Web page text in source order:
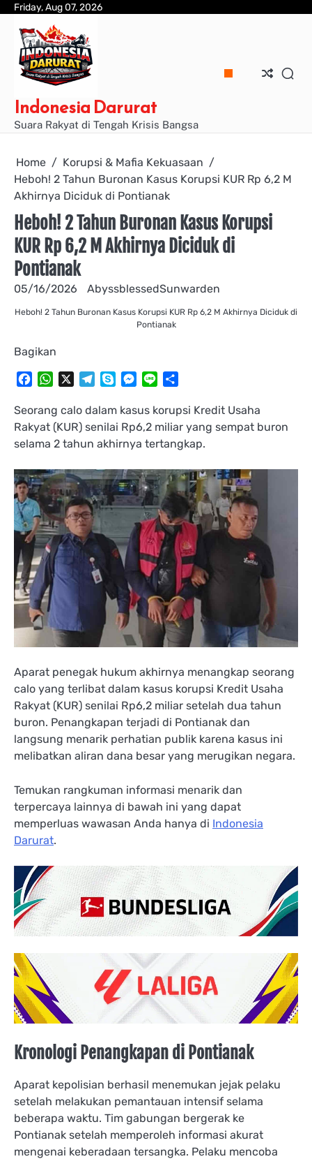
Skip
content
Friday, Aug 07, 2026
Indonesia Darurat
Suara Rakyat di Tengah Krisis Bangsa
Home
Korupsi & Mafia Kekuasaan
Heboh! 2 Tahun Buronan Kasus Korupsi KUR Rp 6,2 M
Akhirnya Diciduk di Pontianak
Heboh! 2 Tahun Buronan Kasus Korupsi
KUR Rp 6,2 M Akhirnya Diciduk di
Pontianak
05/16/2026 AbyssblessedSunwarden
Heboh! 2 Tahun Buronan Kasus Korupsi KUR Rp 6,2 M Akhirnya Diciduk di
Pontianak
Bagikan
FacebookWhatsAppTelegramSkypeMessenger
Line
Seorang calo dalam kasus korupsi Kredit Usaha
Rakyat (KUR) senilai Rp6,2 miliar yang sempat buron
selama 2 tahun akhirnya tertangkap.
Aparat penegak hukum akhirnya menangkap seorang
calo yang terlibat dalam kasus korupsi Kredit Usaha
Rakyat (KUR) senilai Rp6,2 miliar setelah dua tahun
buron. Penangkapan terjadi di Pontianak dan
langsung menarik perhatian publik karena kasus ini
melibatkan aliran dana besar yang merugikan negara.
Temukan rangkuman informasi menarik dan
terpercaya lainnya di bawah ini yang dapat
memperluas wawasan Anda hanya di Indonesia
Darurat.
Kronologi Penangkapan di Pontianak
Aparat kepolisian berhasil menemukan jejak pelaku
setelah melakukan pemantauan intensif selama
beberapa waktu. Tim gabungan bergerak ke
Pontianak setelah memperoleh informasi akurat
mengenai keberadaan tersangka. Pelaku mencoba